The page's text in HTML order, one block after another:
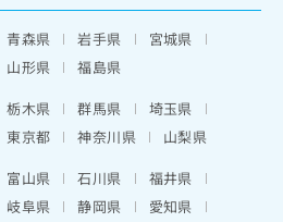
青森県 岩手県
宮城県
山形県
福島県
栃木県 群馬県
埼玉県
東京都 神奈川県
山梨県
富山県 石川県
福井県
岐阜県 静岡県
愛知県